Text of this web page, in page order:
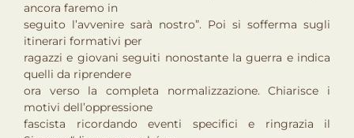
ancora faremo in
seguito l’avvenire sarà nostro”. Poi si sofferma sugli
itinerari formativi per
ragazzi e giovani seguiti nonostante la guerra e indica
quelli da riprendere
ora verso la completa normalizzazione. Chiarisce i
motivi dell’oppressione
fascista ricordando eventi specifici e ringrazia il